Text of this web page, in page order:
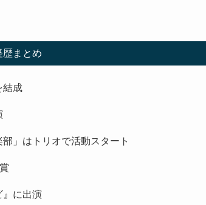
歴まとめ
結成
」はトリオで活動スタート
』に出演